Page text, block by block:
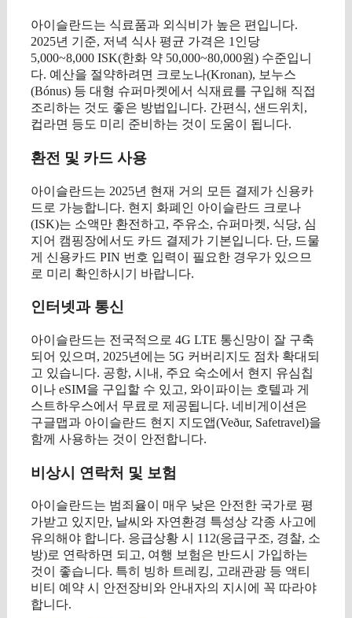
아이슬란드는 식료품과 외식비가 높은 편입니다.
2025년 기준, 저녁 식사 평균 가격은 1인당
5,000~8,000 ISK(한화 약 50,000~80,000원) 수준입니
다. 예산을 절약하려면 크로노나(Kronan), 보누스
(Bónus) 등 대형 슈퍼마켓에서 식재료를 구입해 직접
조리하는 것도 좋은 방법입니다. 간편식, 샌드위치,
컵라면 등도 미리 준비하는 것이 도움이 됩니다.
환전 및 카드 사용
아이슬란드는 2025년 현재 거의 모든 결제가 신용카
드로 가능합니다. 현지 화폐인 아이슬란드 크로나
(ISK)는 소액만 환전하고, 주유소, 슈퍼마켓, 식당, 심
지어 캠핑장에서도 카드 결제가 기본입니다. 단, 드물
게 신용카드 PIN 번호 입력이 필요한 경우가 있으므
로 미리 확인하시기 바랍니다.
인터넷과 통신
아이슬란드는 전국적으로 4G LTE 통신망이 잘 구축
되어 있으며, 2025년에는 5G 커버리지도 점차 확대되
고 있습니다. 공항, 시내, 주요 숙소에서 현지 유심칩
이나 eSIM을 구입할 수 있고, 와이파이는 호텔과 게
스트하우스에서 무료로 제공됩니다. 네비게이션은
구글맵과 아이슬란드 현지 지도앱(Veður, Safetravel)을
함께 사용하는 것이 안전합니다.
비상시 연락처 및 보험
아이슬란드는 범죄율이 매우 낮은 안전한 국가로 평
가받고 있지만, 날씨와 자연환경 특성상 각종 사고에
유의해야 합니다. 응급상황 시 112(응급구조, 경찰, 소
방)로 연락하면 되고, 여행 보험은 반드시 가입하는
것이 좋습니다. 특히 빙하 트레킹, 고래관광 등 액티
비티 예약 시 안전장비와 안내자의 지시에 꼭 따라야
합니다.